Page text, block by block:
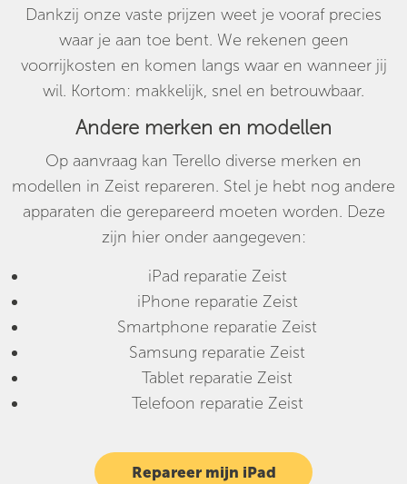
Dankzij onze vaste prijzen weet je vooraf precies
waar je aan toe bent. We rekenen geen
voorrijkosten en komen langs waar en wanneer jij
wil. Kortom: makkelijk, snel en betrouwbaar.
Andere merken en modellen
Op aanvraag kan Terello diverse merken en
modellen in Zeist repareren. Stel je hebt nog andere
apparaten die gerepareerd moeten worden. Deze
zijn hier onder aangegeven:
iPad reparatie Zeist
iPhone reparatie Zeist
Smartphone reparatie Zeist
Samsung reparatie Zeist
Tablet reparatie Zeist
Telefoon reparatie Zeist
Repareer mijn iPad